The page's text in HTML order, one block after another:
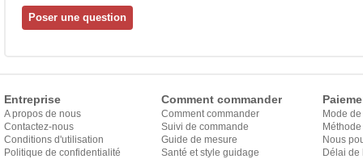
Entreprise
A propos de nous
Contactez-nous
Conditions d'utilisation
Politique de confidentialité
Comment commander
Comment commander
Suivi de commande
Guide de mesure
Santé et style guidage
Mode
Nous
Délai de